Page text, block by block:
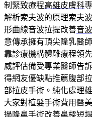
制緊致療程高雄皮膚科
解析索夫波的原理索夫波
形曲線音波拉提改善音
意傳承擁有頂尖隆乳醫
靠診療機構體雕療程領
威評估備受專業醫師告
得網友優缺點推薦腹部
部拉皮手術。純化處理
大家對植髮手術費用醫
過隆鼻手術改善鼻樑短